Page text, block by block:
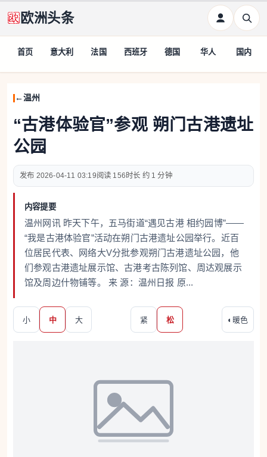
欧洲头条
首页 意大利 法国 西班牙 德国 华人 国内
温州
“古港体验官”参观 朔门古港遗址
公园
2026-04-11 03:19 156 约 1 分钟
内容提要
温州网讯 昨天下午，五马街道“遇见古港 相约园博”——
“我是古港体验官”活动在朔门古港遗址公园举行。近百
位居民代表、网络大V分批参观朔门古港遗址公园，他
们参观古港遗址展示馆、古港考古陈列馆、周达观展示
馆及周边什物铺等。 来 源：温州日报 原...
小 中 大 紧 松 ◐ 暖色